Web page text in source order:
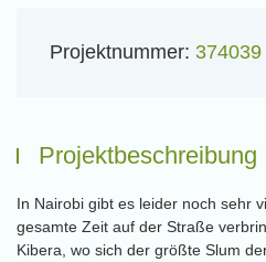
Projektnummer: 374039
Projektbeschreibung
In Nairobi gibt es leider noch sehr
gesamte Zeit auf der Straße
Kibera, wo sich der größte Slum